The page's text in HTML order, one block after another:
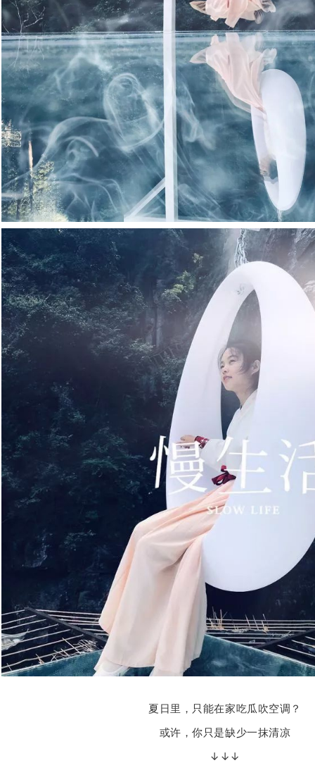
夏日里，只能在家吃瓜吹空调？
或许，你只是缺少一抹清凉
↓↓↓